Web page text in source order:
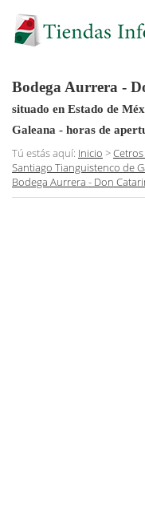
Bodega Aurrera -
situado en Estado de
Galeana - horas de
Tú estás aquí: Inicio >
Santiago Tianguistenco de
Bodega Aurrera - Don